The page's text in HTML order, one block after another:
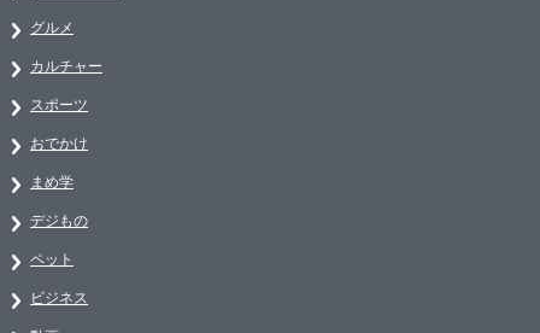
グルメ
カルチャー
スポーツ
おでかけ
まめ学
デジもの
ペット
ビジネス